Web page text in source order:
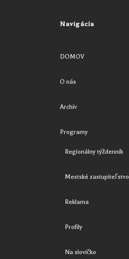
Navigácia
DOMOV
O nás
Archív
Programy
Regionálny týždenník
Mestské zastupiteľstvo
Reklama
Profily
Na slovíčko